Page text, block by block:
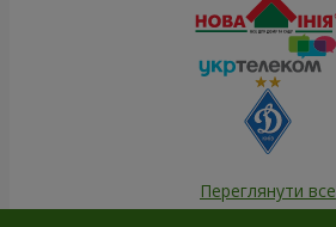
Переглянути все